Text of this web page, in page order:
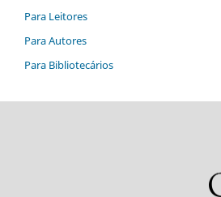
Para Leitores
Para Autores
Para Bibliotecários